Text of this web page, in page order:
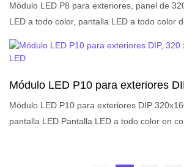
continuamente. Las especificaciones del
exteriores, panel de pantalla LED de 320 x
a todo color se pueden personalizar según
Descripción breve:
Módulo LED P8 para exteriores, panel de
LED a todo color, pantalla LED a todo color
comparación con productos similares en el
ventajas sobresalientes incomparables en
reputación en el mercado. LIGHTALL
productos anteriores y los mejora
especificaciones del módulo LED P8 para
personalizar según sus necesidades. Breve
Módulo LED P10 para exteriores
mm, pantalla LED
Módulo LED P10 para exteriores DIP
pantalla LED Pantalla LED a todo color en